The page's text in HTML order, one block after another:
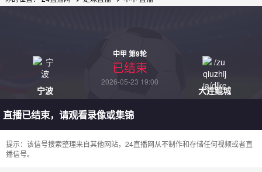
宁波
中甲 第9轮
已结束
2026-05-23 19:00
大连鲲城
直播已结束，请观看录像或集锦
提示：该信号搜索整理来自其他网站，24直播网从不制作和存储任何视频或者直
播信号。